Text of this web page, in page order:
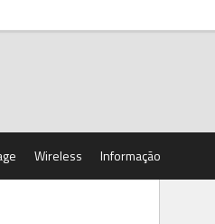
Wireless Informação